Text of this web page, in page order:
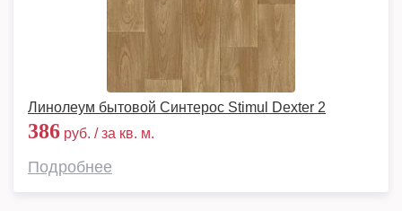
Линолеум бытовой Синтерос Stimul Dexter 2
386 руб. / за кв. м.
Подробнее